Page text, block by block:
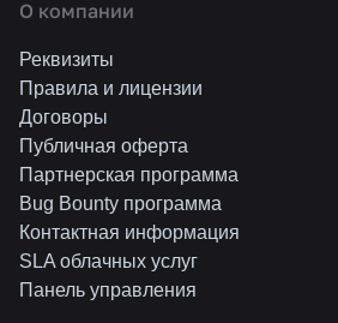
О компании
Реквизиты
Правила и лицензии
Договоры
Публичная оферта
Партнерская программа
Bug Bounty программа
Контактная информация
SLA облачных услуг
Панель управления